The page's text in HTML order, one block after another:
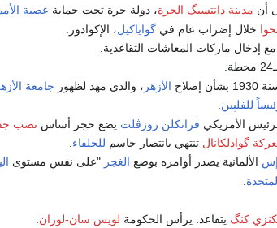
أن مدينة دانتسيگ الحرة، دولة حرة تحت حماية عصبة
خلال إضراب عام فيگواياكيل، الإكوادور.
مع إدخال ماركات المعاشات التقاعدية.
الأزهر ، والذي مهد لظهور جامعة
للفلپين.
الأمريكي فرانكلن روزڤلت يضع حجر أساس نصب
گوادلكانال تنتهي بانتصار حاسم للحلفاء
الألمانية يصدر أوامره بوضع الغجر "على نفس مستوى
كنگ يتقاعد. يرأس الحكومة لويس سان-لوران